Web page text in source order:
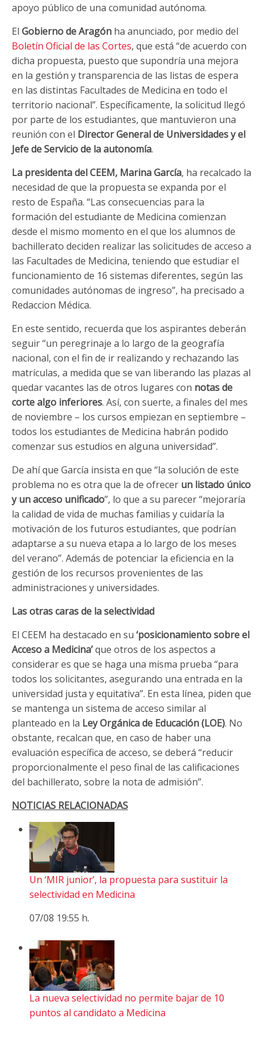
apoyo público de una comunidad autónoma.
El Gobierno de Aragón ha anunciado, por medio del
Boletín Oficial de las Cortes, que está “de acuerdo con
dicha propuesta, puesto que supondría una mejora
en la gestión y transparencia de las listas de espera
en las distintas Facultades de Medicina en todo el
territorio nacional”. Específicamente, la solicitud llegó
por parte de los estudiantes, que mantuvieron una
reunión con el Director General de Universidades y el
Jefe de Servicio de la autonomía.
La presidenta del CEEM, Marina García, ha recalcado la
necesidad de que la propuesta se expanda por el
resto de España. “Las consecuencias para la
formación del estudiante de Medicina comienzan
desde el mismo momento en el que los alumnos de
bachillerato deciden realizar las solicitudes de acceso a
las Facultades de Medicina, teniendo que estudiar el
funcionamiento de 16 sistemas diferentes, según las
comunidades autónomas de ingreso”, ha precisado a
Redaccion Médica.
En este sentido, recuerda que los aspirantes deberán
seguir “un peregrinaje a lo largo de la geografía
nacional, con el fin de ir realizando y rechazando las
matrículas, a medida que se van liberando las plazas al
quedar vacantes las de otros lugares con notas de
corte algo inferiores. Así, con suerte, a finales del mes
de noviembre – los cursos empiezan en septiembre –
todos los estudiantes de Medicina habrán podido
comenzar sus estudios en alguna universidad”.
De ahí que García insista en que “la solución de este
problema no es otra que la de ofrecer un listado único
y un acceso unificado”, lo que a su parecer “mejoraría
la calidad de vida de muchas familias y cuidaría la
motivación de los futuros estudiantes, que podrían
adaptarse a su nueva etapa a lo largo de los meses
del verano”. Además de potenciar la eficiencia en la
gestión de los recursos provenientes de las
administraciones y universidades.
Las otras caras de la selectividad
El CEEM ha destacado en su ‘posicionamiento sobre el
Acceso a Medicina’que otros de los aspectos a
considerar es que se haga una misma prueba “para
todos los solicitantes, asegurando una entrada en la
universidad justa y equitativa”. En esta línea, piden que
se mantenga un sistema de acceso similar al
planteado en la Ley Orgánica de Educación (LOE). No
obstante, recalcan que, en caso de haber una
evaluación específica de acceso, se deberá “reducir
proporcionalmente el peso final de las calificaciones
del bachillerato, sobre la nota de admisión”.
NOTICIAS RELACIONADAS
Un ‘MIR junior’, la propuesta para sustituir la
selectividad en Medicina
07/08 19:55 h.
La nueva selectividad no permite bajar de 10
puntos al candidato a Medicina